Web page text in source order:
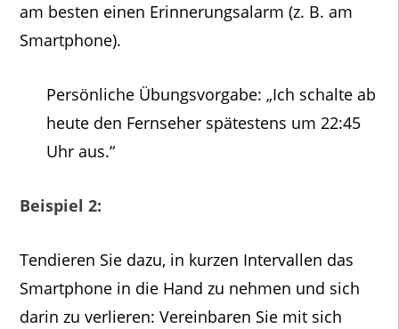
am besten einen Erinnerungsalarm (z. B. am
Smartphone).
Persönliche Übungsvorgabe: „Ich schalte ab
heute den Fernseher spätestens um 22:45
Uhr aus.“
Beispiel 2:
Tendieren Sie dazu, in kurzen Intervallen das
Smartphone in die Hand zu nehmen und sich
darin zu verlieren: Vereinbaren Sie mit sich